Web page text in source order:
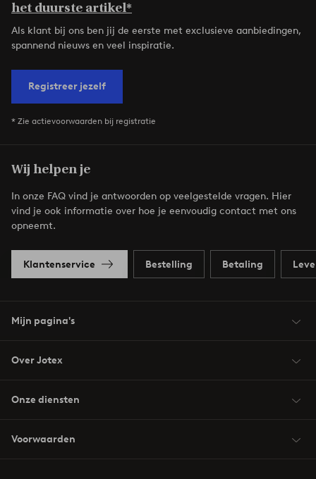
het duurste artikel*
Als klant bij ons ben jij de eerste met exclusieve aanbiedingen,
spannend nieuws en veel inspiratie.
Registreer jezelf
* Zie actievoorwaarden bij registratie
Wij helpen je
In onze FAQ vind je antwoorden op veelgestelde vragen. Hier
vind je ook informatie over hoe je eenvoudig contact met ons
opneemt.
Klantenservice Bestelling Betaling
Mijn pagina's
Over Jotex
Onze diensten
Voorwaarden